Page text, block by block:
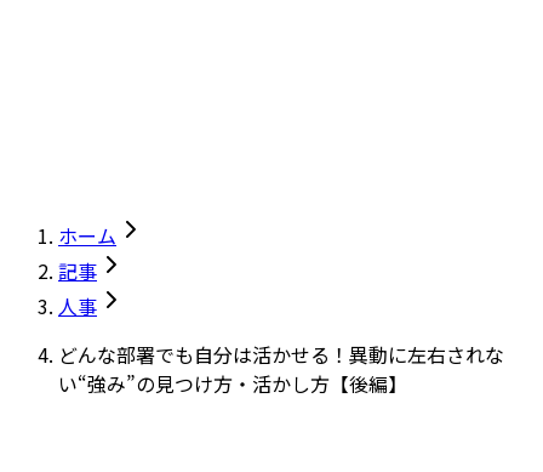
ホーム
記事
人事
どんな部署でも自分は活かせる！異動に左右されな
い“強み”の見つけ方・活かし方【後編】